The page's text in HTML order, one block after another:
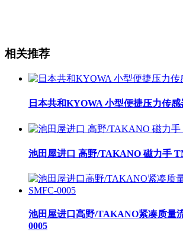
相关推荐
日本共和KYOWA 小型便捷压力传
池田屋进口 高野/TAKANO 磁力手
池田屋进口高野/TAKANO紧凑质量
0005